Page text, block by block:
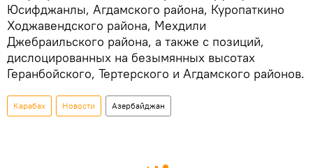
Юсифджанлы, Агдамского района, Куропаткино
Ходжавендского района, Мехдили
Джебраильского района, а также с позиций,
дислоцированных на безымянных высотах
Геранбойского, Тертерского и Агдамского районов.
Карабах Новости Азербайджан